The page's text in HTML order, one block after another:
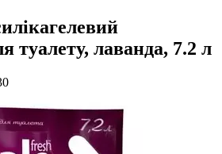
туалету, лаванда, 7.2 л